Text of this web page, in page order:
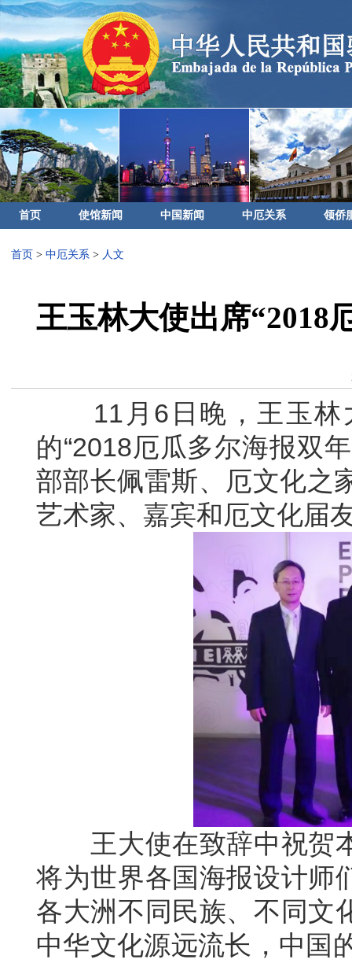
首页 使馆新闻 中国新闻 中厄关系 领侨
首页 > 中厄关系 > 人文
王玉林大使出席“2018
11月6日晚，王玉林
的“2018厄瓜多尔海报双
部部长佩雷斯、厄文化之
艺术家、嘉宾和厄文化届
王大使在致辞中祝贺本
将为世界各国海报设计师
各大洲不同民族、不同文
中华文化源远流长，中国